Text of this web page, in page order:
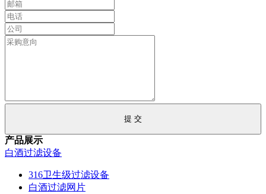
产品展示
白酒过滤设备
316卫生级过滤设备
白酒过滤网片